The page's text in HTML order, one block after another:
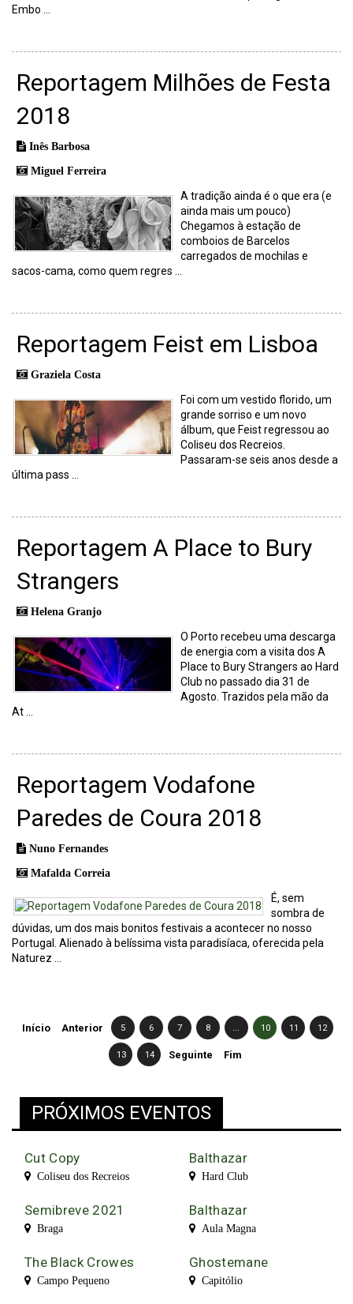
Embo ...
Reportagem Milhões de Festa
2018
Inês Barbosa
Miguel Ferreira
A tradição ainda é o que era (e
ainda mais um pouco)
Chegamos à estação de
comboios de Barcelos
carregados de mochilas e
sacos-cama, como quem regres ...
Reportagem Feist em Lisboa
Graziela Costa
Foi com um vestido florido, um
grande sorriso e um novo
álbum, que Feist regressou ao
Coliseu dos Recreios.
Passaram-se seis anos desde a
última pass ...
Reportagem A Place to Bury
Strangers
Helena Granjo
O Porto recebeu uma descarga
de energia com a visita dos A
Place to Bury Strangers ao Hard
Club no passado dia 31 de
Agosto. Trazidos pela mão da
At ...
Reportagem Vodafone
Paredes de Coura 2018
Nuno Fernandes
Mafalda Correia
É, sem
sombra de
dúvidas, um dos mais bonitos festivais a acontecer no nosso
Portugal. Alienado à belíssima vista paradisíaca, oferecida pela
Naturez ...
Início Anterior 5 6 7 8 10 11 12
13 14 Seguinte Fim
PRÓXIMOS EVENTOS
Cut Copy
Coliseu dos Recreios
Balthazar
Hard Club
Semibreve 2021
Braga
Balthazar
Aula Magna
The Black Crowes
Campo Pequeno
Ghostemane
Capitólio